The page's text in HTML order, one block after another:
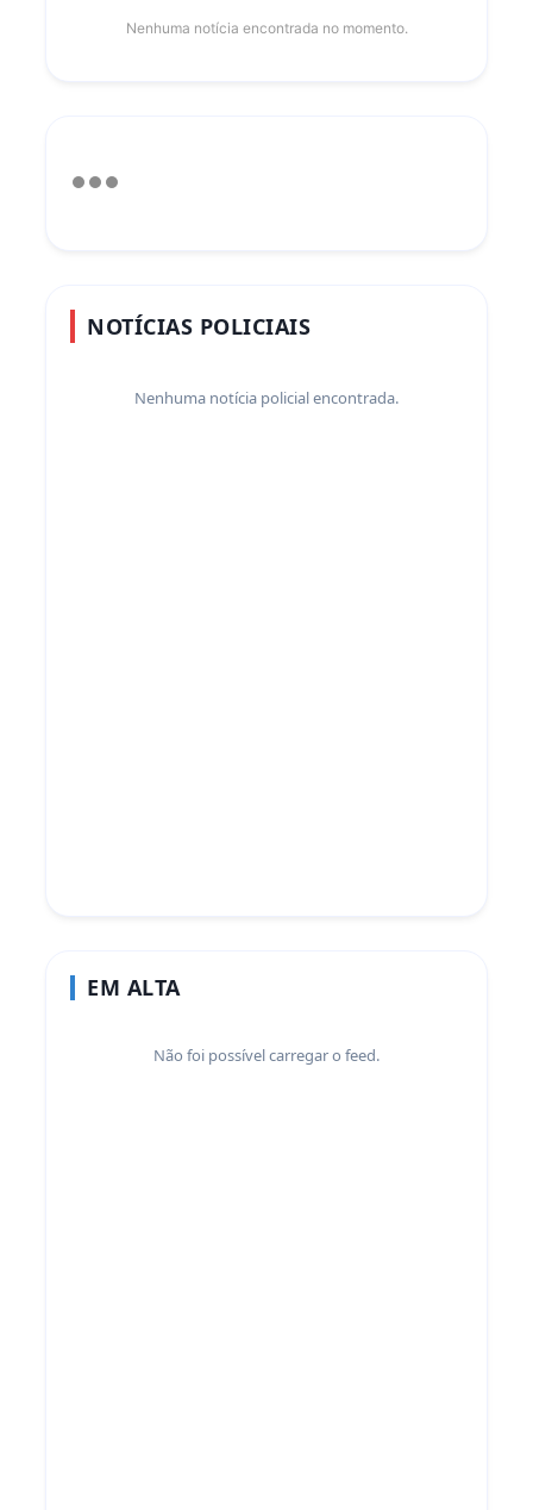
Nenhuma notícia encontrada no momento.
NOTÍCIAS POLICIAIS
Nenhuma notícia policial encontrada.
EM ALTA
Não foi possível carregar o feed.